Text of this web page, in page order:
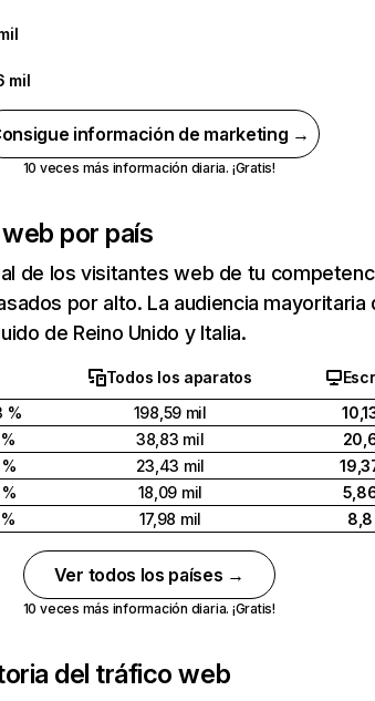
mil
información de marketing →
10 veces más información diaria. ¡Gratis!
por país
de los visitantes web de tu
por alto. La audiencia mayoritaria
de Reino Unido y Italia.
Todos los aparatos
% 198,59 mil
38,83 mil
23,43 mil
18,09 mil
17,98 mil
Ver todos los países →
10 veces más información diaria. ¡Gratis!
del tráfico web